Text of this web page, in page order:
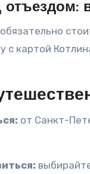
отъездом:
с картой
от Санкт-